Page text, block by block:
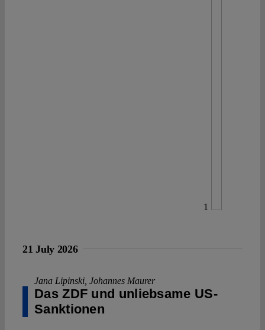
1
21 July 2026
Jana Lipinski Johannes Maurer
Das ZDF und unliebsame US-
Sanktionen